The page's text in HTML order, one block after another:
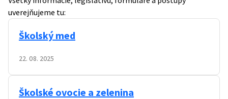
uverejňujeme tu:
Školský med
22. 08. 2025
Školské ovocie a zelenina